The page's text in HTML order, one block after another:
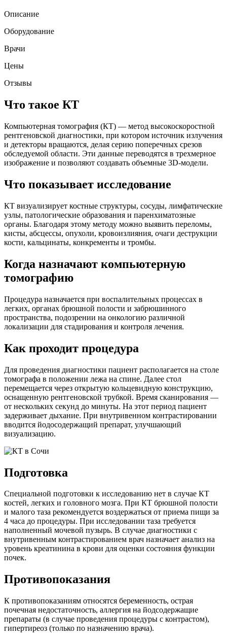
Описание
Оборудование
Врачи
Цены
Отзывы
Что такое КТ
Компьютерная томография (КТ) — метод высокоскоростной
рентгеновской диагностики, при котором источник излучения
и детекторы вращаются, делая серию поперечных срезов
обследуемой области. Эти данные переводятся в трехмерное
изображение и позволяют создавать объемные 3D-модели.
Что показывает исследование
КТ визуализирует костные структуры, сосуды, лимфатические
узлы, патологические образования и паренхиматозные
органы. Благодаря этому методу можно выявить переломы,
кисты, абсцессы, опухоли, кровоизлияния, очаги деструкции
кости, кальцинаты, конкременты и тромбы.
Когда назначают компьютерную
томографию
Процедура назначается при воспалительных процессах в
легких, органах брюшной полости и забрюшинного
пространства, подозрении на онкологию различной
локализации для стадирования и контроля лечения.
Как проходит процедура
Для проведения диагностики пациент располагается на столе
томографа в положении лежа на спине. Далее стол
перемещается через открытую кольцевидную конструкцию,
оснащенную рентгеновской трубкой. Время сканирования —
от нескольких секунд до минуты. На этот период пациент
задерживает дыхание. При внутривенном контрастировании
вводится йодосодержащий препарат, улучшающий
визуализацию.
Подготовка
Специальной подготовки к исследованию нет в случае КТ
костей, легких и головного мозга. При КТ брюшной полости
и малого таза рекомендуется воздержаться от приема пищи за
4 часа до процедуры. При исследовании таза требуется
наполненный мочевой пузырь. В случае диагностики с
внутривенным контрастированием врач назначает анализ на
уровень креатинина в крови для оценки состояния функции
почек.
Противопоказания
К противопоказаниям относятся беременность, острая
почечная недостаточность, аллергия на йодсодержащие
препараты (в случае проведения процедуры с контрастом),
гипертиреоз (только по назначению врача).